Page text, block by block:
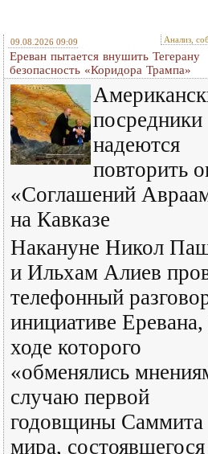
09.08.2026 09:09 Анализ,
Ереван пытается внушить Тегерану
безопасность «Коридора Трампа»
посредники
надеются
повторить
«Соглашений
на Кавказе
Накануне Никол
и Ильхам Алиев
телефонный
инициативе Еревана,
ходе которого
«обменялись
случаю первой
годовщины Саммита
мира,